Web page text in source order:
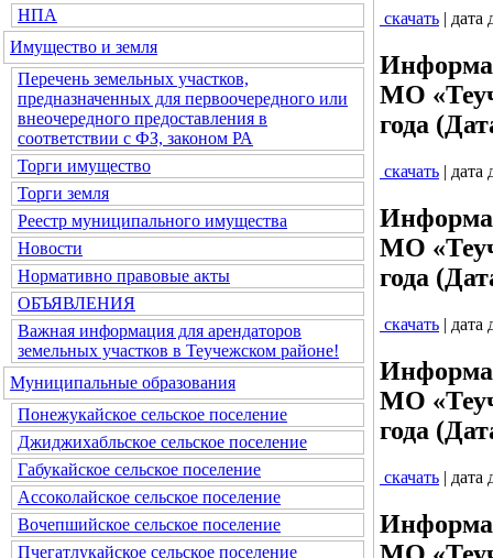
НПА
Имущество и земля
Перечень земельных участков,
предназначенных для первоочередного или
внеочередного предоставления в
соответствии с ФЗ, законом РА
Торги имущество
Торги земля
Реестр муниципального имущества
Новости
Нормативно правовые акты
ОБЪЯВЛЕНИЯ
Важная информация для арендаторов
земельных участков в Теучежском районе!
Муниципальные образования
Понежукайское сельское поселение
Джиджихабльское сельское поселение
Габукайское сельское поселение
Ассоколайское сельское поселение
Вочепшийское сельское поселение
Пчегатлукайское сельское поселение
скачать | дата
МО
года
скачать | дата
МО
года
скачать | дата
МО
года
скачать | дата